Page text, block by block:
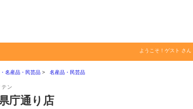
ようこそ！ ゲスト さん
名産品・民芸品 名産品・民芸品
ン
庁通り店